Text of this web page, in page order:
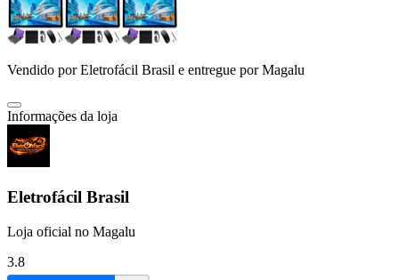
Vendido porEletrofácil Brasil e entregue por Magalu
Informações da loja
Eletrofácil Brasil
Loja oficial no Magalu
3.8